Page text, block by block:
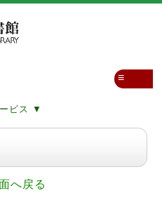
ビス ▼
≡
へ戻る